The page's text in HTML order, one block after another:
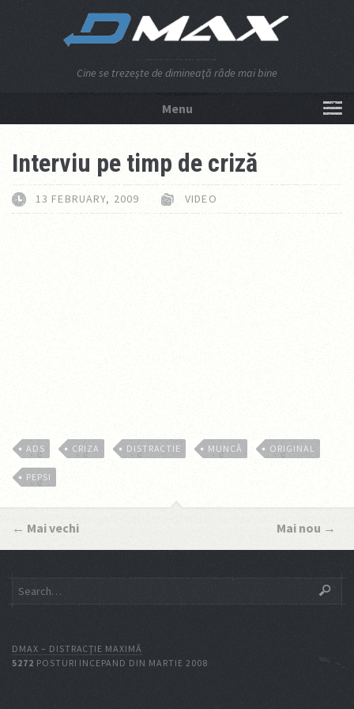
Cine se trezeşte de dimineaţă râde mai bine
Menu
Interviu pe timp de criză
13 FEBRUARY, 2009 VIDEO
ADS CRIZA DISTRACTIE MUNCĂ ORIGINAL
PEPSI
← Mai vechi Mai nou →
DMAX – DISTRACŢIE MAXIMĂ
5272 POSTURI INCEPAND DIN MARTIE 2008